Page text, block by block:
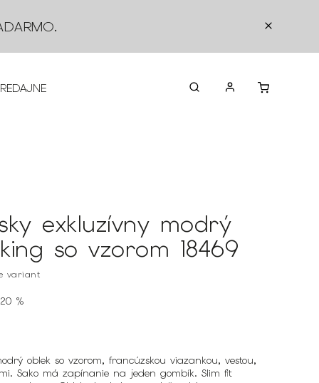
.
KONTAKTY
exkluzívny modrý
so vzorom 18469
variant
%
oblek so vzorom, francúzskou viazankou, vestou,
Sako má zapínanie na jeden gombík. Slim fit